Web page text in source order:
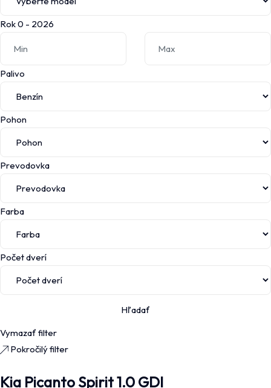
Rok0 - 2026
Palivo
Pohon
Prevodovka
Farba
Počet dverí
Hľadať
Vymazať filter
Pokročilý filter
Kia Picanto Spirit 1.0 GDI